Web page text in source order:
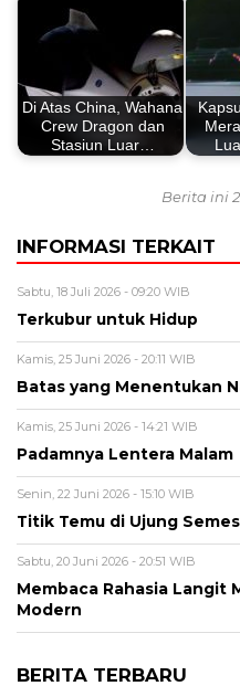
Di Atas China, Wahana
Crew Dragon dan
Stasiun Luar…
Berita ini
INFORMASI TERKAIT
Sabtu, 18 Juli 2026 - 09:20 WIB
Terkubur untuk Hidup
Kamis, 25 Juni 2026 - 20:11 WIB
Batas yang Menentukan
Kamis, 25 Juni 2026 - 14:21 WIB
Padamnya Lentera Malam
Senin, 22 Juni 2026 - 15:10 WIB
Titik Temu di Ujung
Sabtu, 20 Juni 2026 - 20:51 WIB
Membaca Rahasia Langit
Modern
BERITA TERBARU